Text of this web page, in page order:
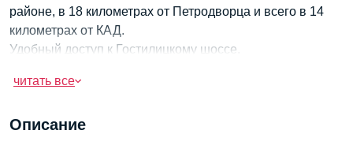
Описание
районе, в 18 километрах от Петродворца и всего в 14
километрах от КАД.
Удобный доступ к Гостилицкому шоссе.
минут, если ехать по ЗСД.
читать все